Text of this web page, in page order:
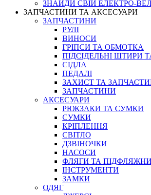
ЗНАЙДИ СВІЙ ЕЛЕКТРО-
ЗАПЧАСТИНИ ТА АКСЕСУАРИ
ЗАПЧАСТИНИ
РУЛІ
ВИНОСИ
ГРІПСИ ТА ОБМОТКА
ПІДСІДЕЛЬНІ ШТИРИ
СІДЛА
ПЕДАЛІ
ЗАХИСТ ТА
ЗАПЧАСТИНИ
АКСЕСУАРИ
РЮКЗАКИ ТА СУМКИ
СУМКИ
КРІПЛЕННЯ
СВІТЛО
ДЗВІНОЧКИ
НАСОСИ
ФЛЯГИ ТА
ІНСТРУМЕНТИ
ЗАМКИ
ОДЯГ